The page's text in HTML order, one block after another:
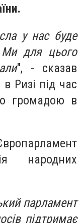
у нас буде
Ми для цього
", - сказав
Ризі під час
громадою в
народних
парламент
підтримає